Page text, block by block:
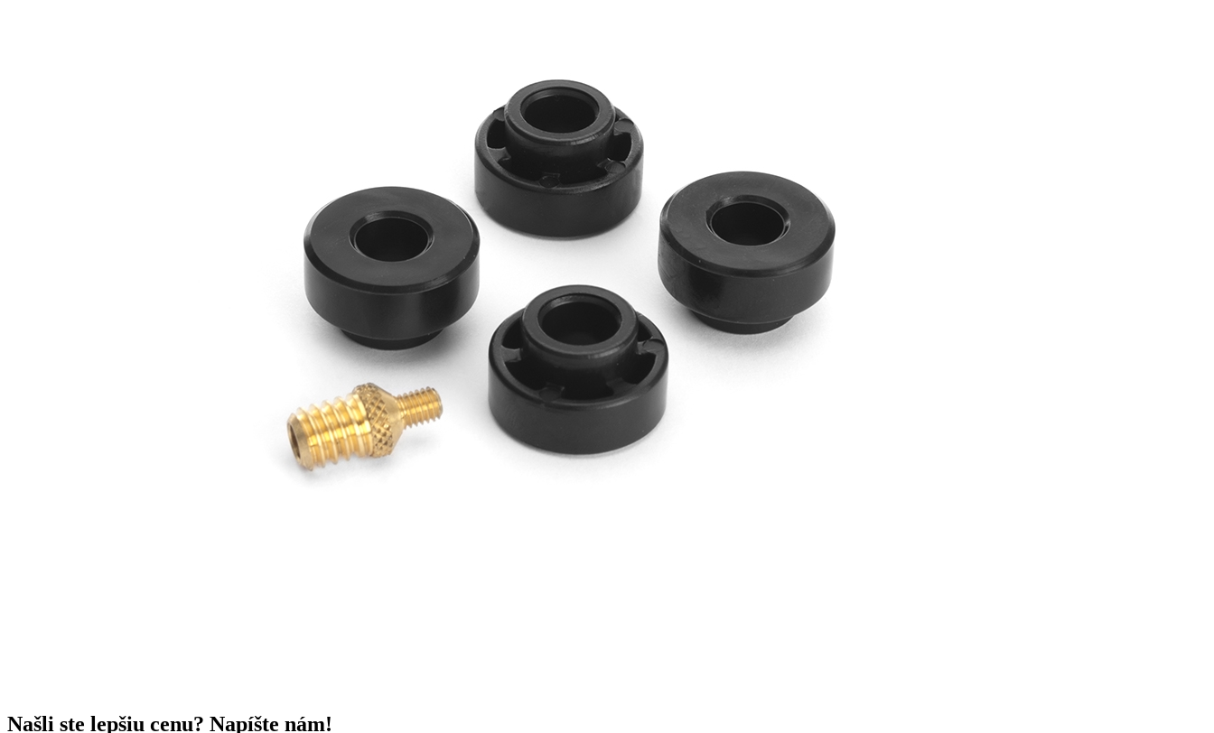
Našli ste lepšiu cenu? Napíšte nám!